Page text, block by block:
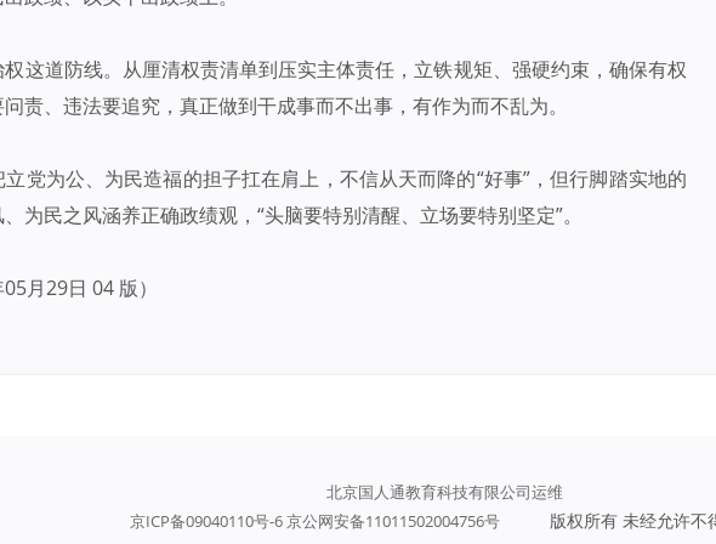
这道防线。从厘清权责清单到压实主体责任，立铁规矩、强硬约束，确保有权
责、违法要追究，真正做到干成事而不出事，有作为而不乱为。
党为公、为民造福的担子扛在肩上，不信从天而降的“好事”，但行脚踏实地的
为民之风涵养正确政绩观，“头脑要特别清醒、立场要特别坚定”。
月29日 04 版）
北京国人通教育科技有限公司运维
京ICP备09040110号-6 京公网安备11011502004756号
版权所有 未经允许不